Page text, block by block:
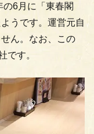
6月に「東春閣
うです。運営元自
ん。なお、この
です。